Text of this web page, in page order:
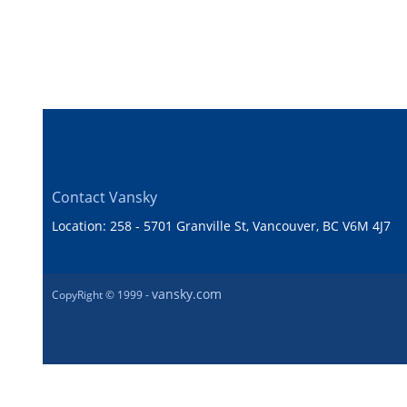
Contact Vansky
Location: 258 - 5701 Granville St, Vancouver, BC V6M 4J7
CopyRight © 1999 -vansky.com